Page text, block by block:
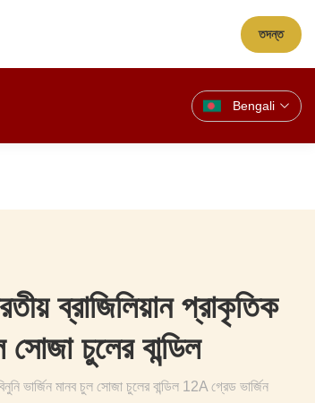
তদন্ত
Bengali
ব্রাজিলিয়ান প্রাকৃতিক
সোজা চুলের বান্ডিল
ভার্জিন মানব চুল সোজা চুলের বান্ডিল 12A গ্রেড ভার্জিন